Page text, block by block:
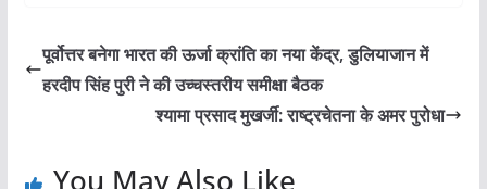
पूर्वोत्तर बनेगा भारत की ऊर्जा क्रांति का नया केंद्र, डुलियाजान में
हरदीप सिंह पुरी ने की उच्चस्तरीय समीक्षा बैठक
श्यामा प्रसाद मुखर्जी: राष्ट्रचेतना के अमर पुरोधा
You May Also Like